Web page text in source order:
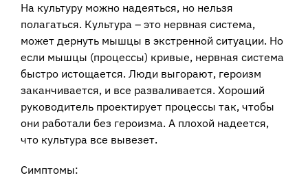
На культуру можно надеяться, но нельзя
полагаться. Культура – это нервная система,
может дернуть мышцы в экстренной ситуации. Но
если мышцы (процессы) кривые, нервная система
быстро истощается. Люди выгорают, героизм
заканчивается, и все разваливается. Хороший
руководитель проектирует процессы так, чтобы
они работали без героизма. А плохой надеется,
что культура все вывезет.
Симптомы: